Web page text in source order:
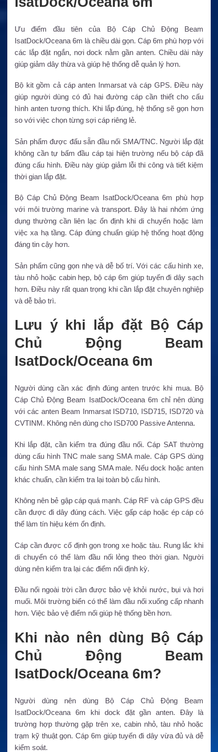
Ưu điểm đầu tiên của Bộ Cáp Chủ Động Beam
IsatDock/Oceana 6m là chiều dài gọn. Cáp 6m phù hợp với
các lắp đặt ngắn, nơi dock nằm gần anten. Chiều dài này
giúp giảm dây thừa và giúp hệ thống dễ quản lý hơn.
Bộ kit gồm cả cáp anten Inmarsat và cáp GPS. Điều này
giúp người dùng có đủ hai đường cáp cần thiết cho cấu
hình anten tương thích. Khi lắp đúng, hệ thống sẽ gọn hơn
so với việc chọn từng sợi cáp riêng lẻ.
Sản phẩm được đấu sẵn đầu nối SMA/TNC. Người lắp đặt
không cần tự bấm đầu cáp tại hiện trường nếu bộ cáp đã
đúng cấu hình. Điều này giúp giảm lỗi thi công và tiết kiệm
thời gian lắp đặt.
Bộ Cáp Chủ Động Beam IsatDock/Oceana 6m phù hợp
với môi trường marine và transport. Đây là hai nhóm ứng
dụng thường cần liên lạc ổn định khi di chuyển hoặc làm
việc xa hạ tầng. Cáp đúng chuẩn giúp hệ thống hoạt động
đáng tin cậy hơn.
Sản phẩm cũng gọn nhẹ và dễ bố trí. Với các cấu hình xe,
tàu nhỏ hoặc cabin hẹp, bộ cáp 6m giúp tuyến đi dây sạch
hơn. Điều này rất quan trọng khi cần lắp đặt chuyên nghiệp
và dễ bảo trì.
Lưu ý khi lắp đặt Bộ Cáp
Chủ Động Beam
IsatDock/Oceana 6m
Người dùng cần xác định đúng anten trước khi mua. Bộ
Cáp Chủ Động Beam IsatDock/Oceana 6m chỉ nên dùng
với các anten Beam Inmarsat ISD710, ISD715, ISD720 và
CVTINM. Không nên dùng cho ISD700 Passive Antenna.
Khi lắp đặt, cần kiểm tra đúng đầu nối. Cáp SAT thường
dùng cấu hình TNC male sang SMA male. Cáp GPS dùng
cấu hình SMA male sang SMA male. Nếu dock hoặc anten
khác chuẩn, cần kiểm tra lại toàn bộ cấu hình.
Không nên bẻ gập cáp quá mạnh. Cáp RF và cáp GPS đều
cần được đi dây đúng cách. Việc gấp cáp hoặc ép cáp có
thể làm tín hiệu kém ổn định.
Cáp cần được cố định gọn trong xe hoặc tàu. Rung lắc khi
di chuyển có thể làm đầu nối lỏng theo thời gian. Người
dùng nên kiểm tra lại các điểm nối định kỳ.
Đầu nối ngoài trời cần được bảo vệ khỏi nước, bụi và hơi
muối. Môi trường biển có thể làm đầu nối xuống cấp nhanh
hơn. Việc bảo vệ điểm nối giúp hệ thống bền hơn.
Khi nào nên dùng Bộ Cáp
Chủ Động Beam
IsatDock/Oceana 6m?
Người dùng nên dùng Bộ Cáp Chủ Động Beam
IsatDock/Oceana 6m khi dock đặt gần anten. Đây là
trường hợp thường gặp trên xe, cabin nhỏ, tàu nhỏ hoặc
trạm kỹ thuật gọn. Cáp 6m giúp tuyến đi dây vừa đủ và dễ
kiểm soát.